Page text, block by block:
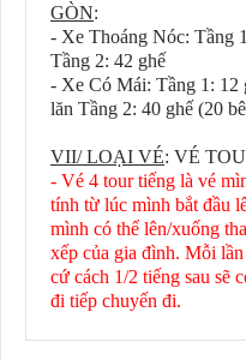
GÒN:
- Xe Thoáng Nóc: Tầng
Tầng 2: 42 ghế
- Xe Có Mái: Tầng 1: 12
lăn Tầng 2: 40 ghế (20
VII/ LOẠI VÉ: VÉ
- Vé 4 tour tiếng là vé
tính từ lúc mình bắt đầu
mình có thể lên/xuống
xếp của gia đình. Mỗi
cứ cách 1/2 tiếng sau sẽ
đi tiếp chuyến đi.